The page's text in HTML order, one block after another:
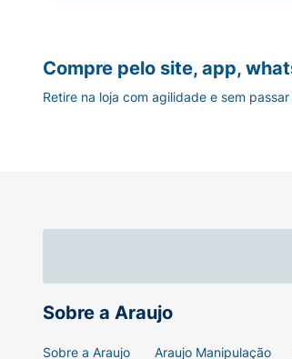
Sobre a Araujo
Sobre a Araujo Araujo Manipulação
Compre pelo site, app,
Retire na loja com agilidade e sem